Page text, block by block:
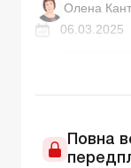
Олена
06.03.2025
Повна